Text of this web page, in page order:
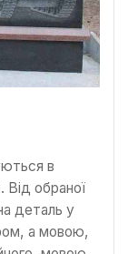
в
Від обраної
деталь у
а мовою,